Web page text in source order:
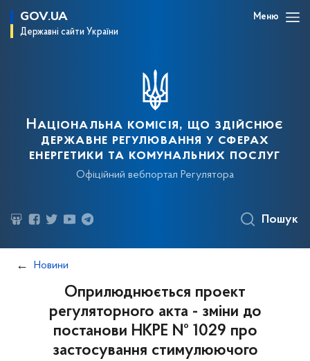
GOV.UA
Державні сайти України
Меню
Національна комісія, що здійснює
державне регулювання у сферах
енергетики та комунальних послуг
Офіційний вебпортал Регулятора
Пошук
Новини
Оприлюднюється проект
регуляторного акта - зміни до
постанови НКРЕ № 1029 про
застосування стимулюючого